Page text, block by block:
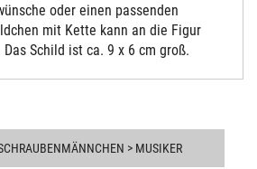
oder einen passenden
mit Kette kann an die Figur
Schild ist ca. 9 x 6 cm groß.
> MUSIKER